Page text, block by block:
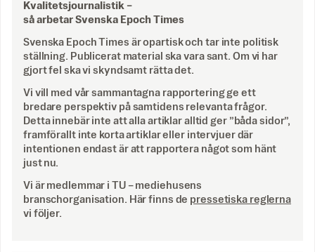
Kvalitetsjournalistik –
så arbetar Svenska Epoch Times
Svenska Epoch Times är opartisk och tar inte politisk
ställning. Publicerat material ska vara sant. Om vi har
gjort fel ska vi skyndsamt rätta det.
Vi vill med vår sammantagna rapportering ge ett
bredare perspektiv på samtidens relevanta frågor.
Detta innebär inte att alla artiklar alltid ger ”båda sidor”,
framförallt inte korta artiklar eller intervjuer där
intentionen endast är att rapportera något som hänt
just nu.
Vi är medlemmar i TU – mediehusens
branschorganisation. Här finns de pressetiska reglerna
vi följer.